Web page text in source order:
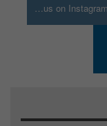
Join us on Instagram